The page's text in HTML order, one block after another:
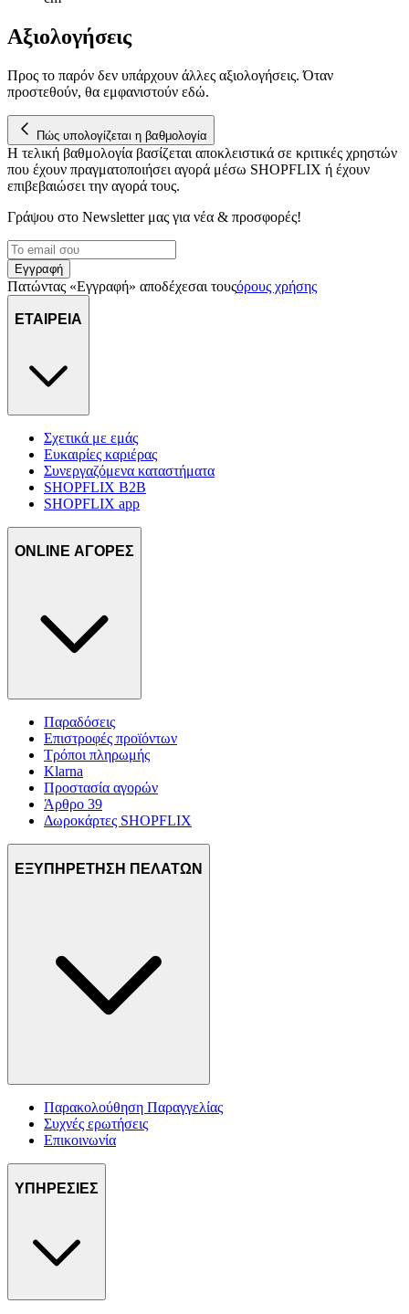
Αξιολογήσεις
Προς το παρόν δεν υπάρχουν άλλες αξιολογήσεις. Όταν
προστεθούν, θα εμφανιστούν εδώ.
Πώς υπολογίζεται η βαθμολογία
Η τελική βαθμολογία βασίζεται αποκλειστικά σε κριτικές χρηστών
που έχουν πραγματοποιήσει αγορά μέσω SHOPFLIX ή έχουν
επιβεβαιώσει την αγορά τους.
Γράψου στο Νewsletter μας για νέα & προσφορές!
Εγγραφή
Πατώντας «Εγγραφή» αποδέχεσαι τουςόρους χρήσης
ΕΤΑΙΡΕΙΑ
Σχετικά με εμάς
Ευκαιρίες καριέρας
Συνεργαζόμενα καταστήματα
SHOPFLIX B2B
SHOPFLIX app
ONLINE ΑΓΟΡΕΣ
Παραδόσεις
Επιστροφές προϊόντων
Τρόποι πληρωμής
Klarna
Προστασία αγορών
Άρθρο 39
Δωροκάρτες SHOPFLIX
ΕΞΥΠΗΡΕΤΗΣΗ ΠΕΛΑΤΩΝ
Παρακολούθηση Παραγγελίας
Συχνές ερωτήσεις
Επικοινωνία
ΥΠΗΡΕΣΙΕΣ